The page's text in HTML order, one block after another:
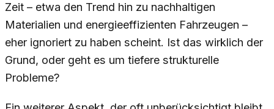
Zeit – etwa den Trend hin zu nachhaltigen
Materialien und energieeffizienten Fahrzeugen –
eher ignoriert zu haben scheint. Ist das wirklich der
Grund, oder geht es um tiefere strukturelle
Probleme?